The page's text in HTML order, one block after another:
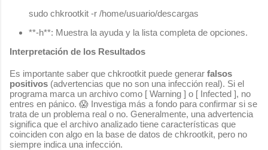
**-h**: Muestra la ayuda y la lista completa de opciones.
Interpretación de los Resultados
Es importante saber que chkrootkit puede generar falsos
positivos (advertencias que no son una infección real). Si el
programa marca un archivo como [ Warning ] o [ Infected ], no
entres en pánico. 😱 Investiga más a fondo para confirmar si se
trata de un problema real o no. Generalmente, una advertencia
significa que el archivo analizado tiene características que
coinciden con algo en la base de datos de chkrootkit, pero no
siempre indica una infección.